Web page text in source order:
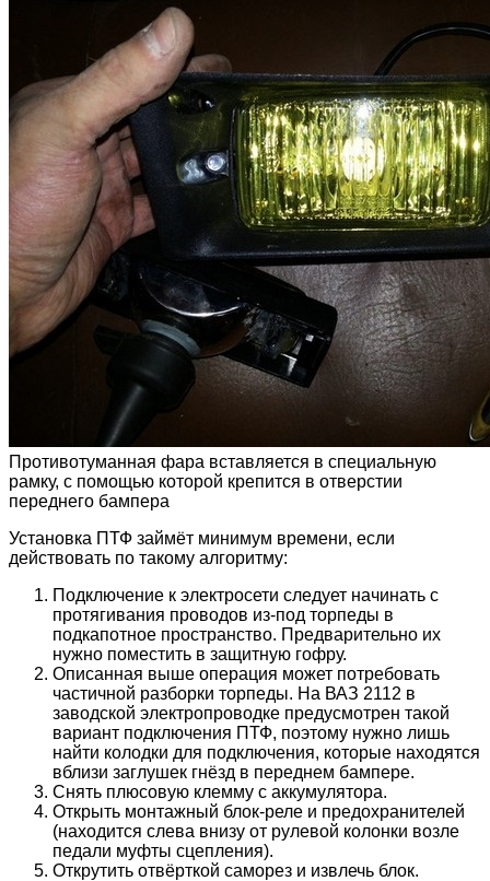
Противотуманная фара вставляется в специальную
рамку, с помощью которой крепится в отверстии
переднего бампера
Установка ПТФ займёт минимум времени, если
действовать по такому алгоритму:
Подключение к электросети следует начинать с
протягивания проводов из-под торпеды в
подкапотное пространство. Предварительно их
нужно поместить в защитную гофру.
Описанная выше операция может потребовать
частичной разборки торпеды. На ВАЗ 2112 в
заводской электропроводке предусмотрен такой
вариант подключения ПТФ, поэтому нужно лишь
найти колодки для подключения, которые находятся
вблизи заглушек гнёзд в переднем бампере.
Снять плюсовую клемму с аккумулятора.
Открыть монтажный блок-реле и предохранителей
(находится слева внизу от рулевой колонки возле
педали муфты сцепления).
Открутить отвёрткой саморез и извлечь блок.